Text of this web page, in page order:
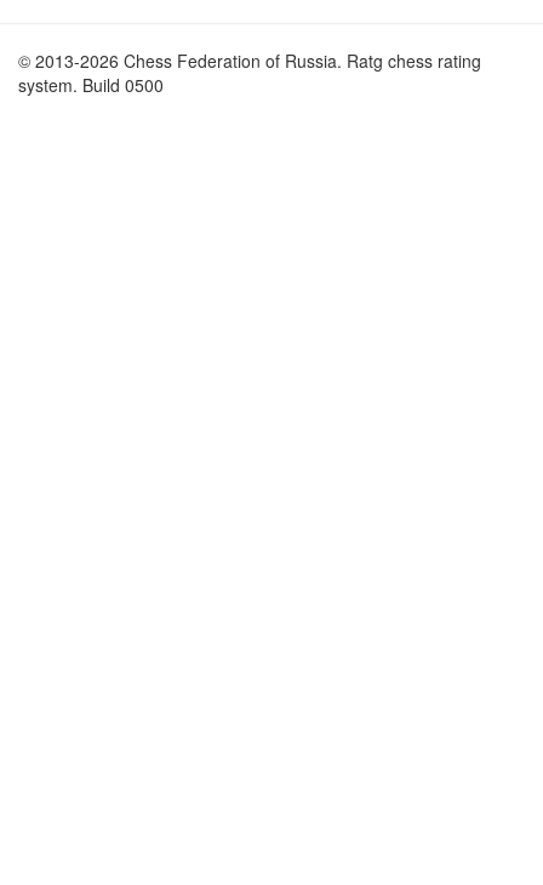
© 2013-2026 Chess Federation of Russia. Ratg chess rating
system. Build 0500